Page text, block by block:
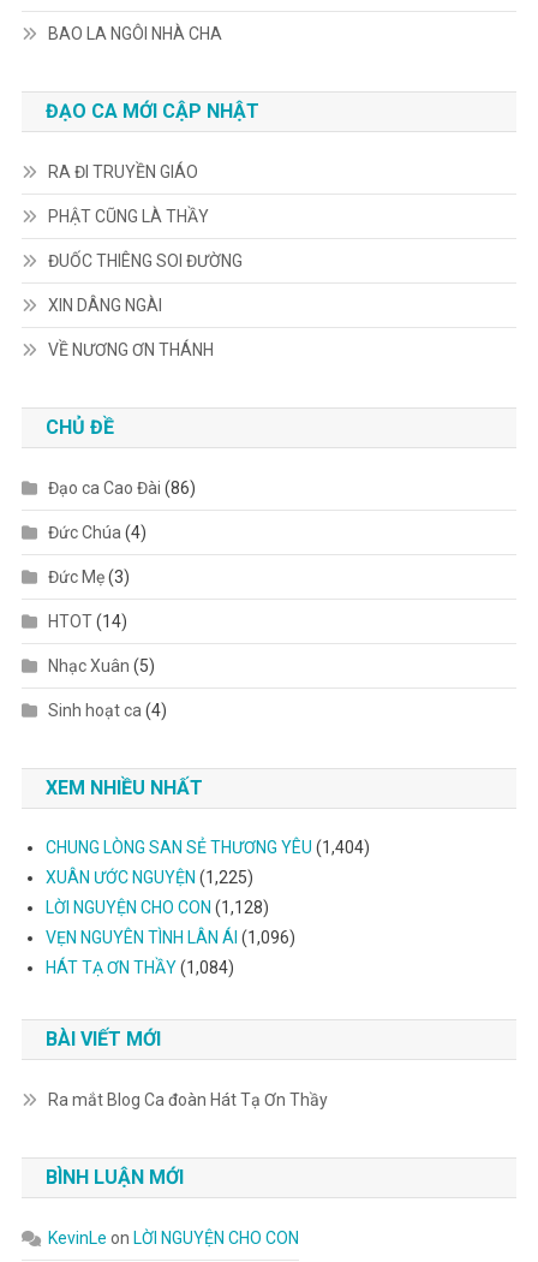
BAO LA NGÔI NHÀ CHA
ĐẠO CA MỚI CẬP NHẬT
RA ĐI TRUYỀN GIÁO
PHẬT CŨNG LÀ THẦY
ĐUỐC THIÊNG SOI ĐƯỜNG
XIN DÂNG NGÀI
VỀ NƯƠNG ƠN THÁNH
CHỦ ĐỀ
Đạo ca Cao Đài (86)
Đức Chúa (4)
Đức Mẹ(3)
HTOT(14)
Nhạc Xuân (5)
Sinh hoạt ca (4)
XEM NHIỀU NHẤT
CHUNG LÒNG SAN SẺ THƯƠNG YÊU (1,404)
XUÂN ƯỚC NGUYỆN (1,225)
LỜI NGUYỆN CHO CON (1,128)
VẸN NGUYÊN TÌNH LÂN ÁI (1,096)
HÁT TẠ ƠN THẦY(1,084)
BÀI VIẾT MỚI
Ra mắt Blog Ca đoàn Hát Tạ Ơn Thầy
BÌNH LUẬN MỚI
KevinLe on LỜI NGUYỆN CHO CON